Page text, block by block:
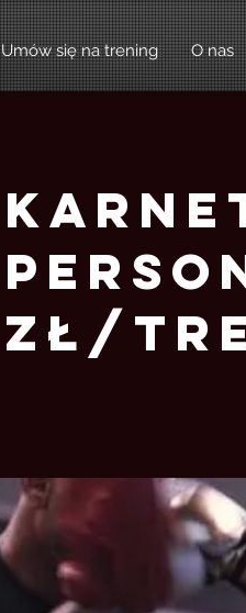
Umów się na trening O nas
zł/